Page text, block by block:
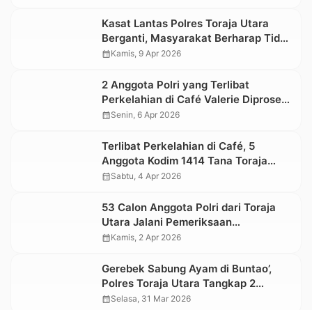
Kasat Lantas Polres Toraja Utara
Berganti, Masyarakat Berharap Tidak
Sering Sweeping
calendar_monthKamis, 9 Apr 2026
2 Anggota Polri yang Terlibat
Perkelahian di Café Valerie Diproses
Pidana Umum dan Sidang Kode Etik
calendar_monthSenin, 6 Apr 2026
Terlibat Perkelahian di Café, 5
Anggota Kodim 1414 Tana Toraja
Diproses Hukum di Subdenpom
calendar_monthSabtu, 4 Apr 2026
53 Calon Anggota Polri dari Toraja
Utara Jalani Pemeriksaan
Administrasi
calendar_monthKamis, 2 Apr 2026
Gerebek Sabung Ayam di Buntao’,
Polres Toraja Utara Tangkap 2
Terduga Pelaku, Belasan Sepeda
calendar_monthSelasa, 31 Mar 2026